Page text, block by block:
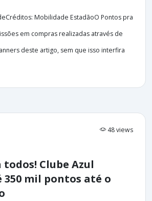
Mobilidade EstadãoO Pontos pra
em compras realizadas através de
deste artigo, sem que isso interfira
48 views
Clube Azul
350 mil pontos até o